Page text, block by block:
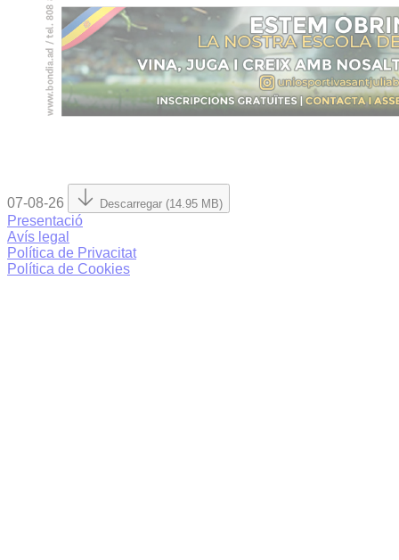
07-08-26 Descarregar (14.95 MB)
Presentació
Avís legal
Política de Privacitat
Política de Cookies